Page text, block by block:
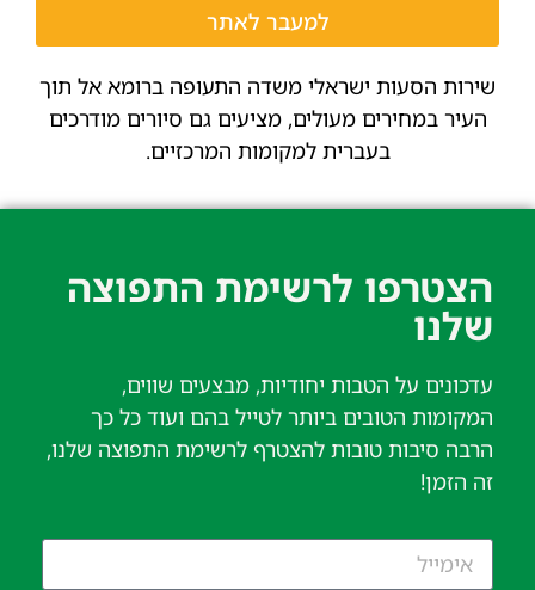
למעבר לאתר
שירות הסעות ישראלי משדה התעופה ברומא אל תוך
העיר במחירים מעולים, מציעים גם סיורים מודרכים
בעברית למקומות המרכזיים.
הצטרפו לרשימת התפוצה
שלנו​
עדכונים על הטבות יחודיות, מבצעים שווים,
המקומות הטובים ביותר לטייל בהם ועוד כל כך
הרבה סיבות טובות להצטרף לרשימת התפוצה שלנו,
זה הזמן!